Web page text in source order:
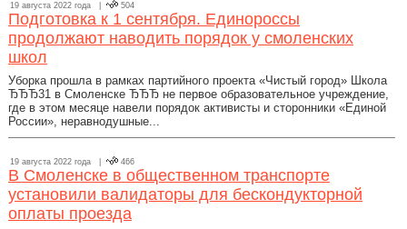
19 августа 2022 года | 504
Подготовка к 1 сентября. Единороссы
продолжают наводить порядок у смоленских
школ
Уборка прошла в рамках партийного проекта «Чистый город» Школа
ЂЂЂ31 в Смоленске ЂЂЂ не первое образовательное учреждение,
где в этом месяце навели порядок активисты и сторонники «Единой
России», неравнодушные...
19 августа 2022 года | 466
В Смоленске в общественном транспорте
установили валидаторы для бескондукторной
оплаты проезда